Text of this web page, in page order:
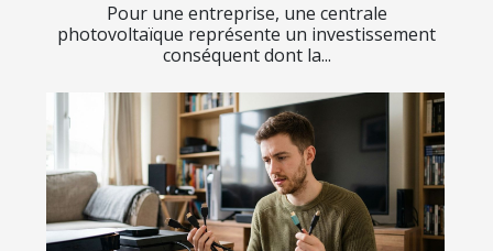
Pour une entreprise, une centrale
photovoltaïque représente un investissement
conséquent dont la...